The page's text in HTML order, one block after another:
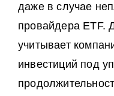
даже в случае
провайдера ETF.
учитывает
инвестиций под